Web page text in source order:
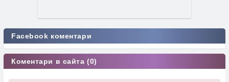
Facebook коментари
Коментари в сайта (0)